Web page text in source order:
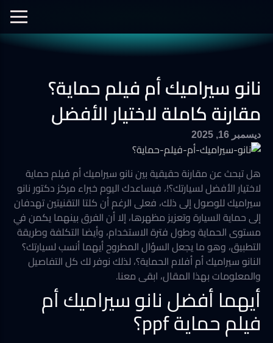
نانو سيراميك
أفلام الحماية
العزل الحراري
نانو سيراميك أم فيلم حماية؟
مقارنة كاملة لاختيار الأفضل
ديسمبر 16, 2025
هل تبحث عن مقارنة حقيقية بين نانو سيراميك أم فيلم حماية
لاختيار الأفضل لسيارتك؟!، فيساعدك اليوم خبراء مركز دكتور نانو
سيراميك للوصول إلى ذلك، فعلى الرغم أن كلتا التقنيتين تهدفان
إلى حماية السيارة وتعزيز مظهرها، إلا أن الفرق بينهما يكمن في
مستوى الحماية وطول فترة الاستخدام، وأيضا التكلفة وطريقة
التطبيق، وهو ما يجعل السؤال المطروح أيهما أنسب لسيارتك؟
النانو سيراميك أم أفلام الحماية؟، لذلك نوفر لك كل التفاصيل
والمعلومات بهذا المقال، ابقى معنا.
أيهما أفضل نانو سيراميك أم
فيلم حماية ppf؟